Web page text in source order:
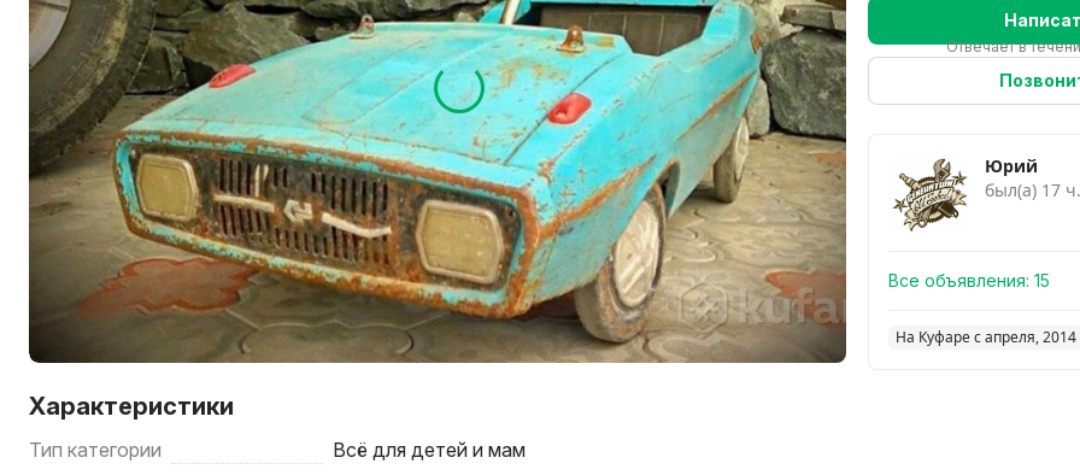
Характеристики
Тип категории
Всё для детей и мам
Отвечает в
Юрий
был(а) 17
Все объявления: 15
На Куфаре с апреля, 2014